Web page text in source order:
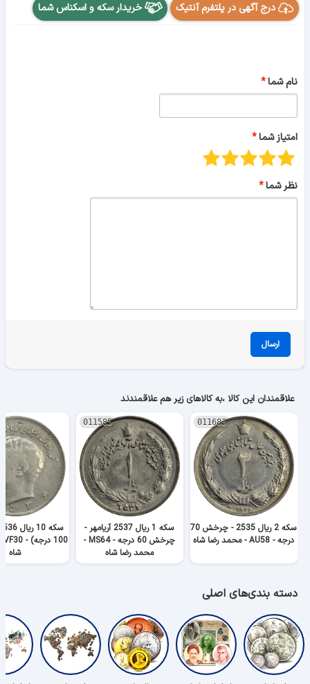
درج آگهی در پلتفرم آنتیک خریدار سکه و اسکناس شما
نام شما
امتیاز شما
نظر شما
ارسال
علاقمندان این کالا ،به کالاهای زیر هم علاقمندند
011683
سکه 2 ریال 2535 - چرخش 70
درجه - AU58 - محمد رضا شاه
011585
سکه 1 ریال 2537 آریامهر -
چرخش 60 درجه - MS64 -
محمد رضا شاه
شاه
دسته بندی‌های اصلی